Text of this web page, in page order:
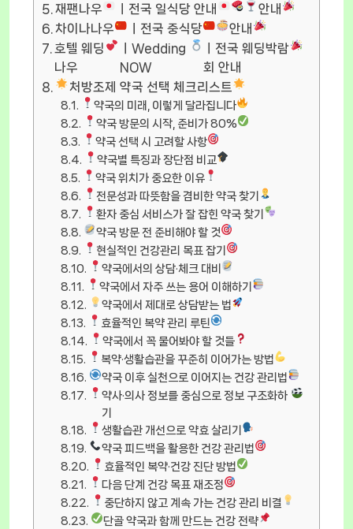
재팬나우 ㅣ전국 일식당 안내
안내
차이나나우
ㅣ전국 중식당
안내
호텔 웨딩
나우
ㅣWedding
NOW
ㅣ전국 웨딩박람
회 안내
처방조제 약국 선택 체크리스트
약국의 미래, 이렇게 달라집니다
약국 방문의 시작, 준비가 80%
약국 선택 시 고려할 사항
약국별 특징과 장단점 비교
약국 위치가 중요한 이유
전문성과 따뜻함을 겸비한 약국 찾기
환자 중심 서비스가 잘 잡힌 약국 찾기
약국 방문 전 준비해야 할 것
현실적인 건강관리 목표 잡기
약국에서의 상담·체크 대비
약국에서 자주 쓰는 용어 이해하기
약국에서 제대로 상담받는 법
효율적인 복약 관리 루틴
약국에서 꼭 물어봐야 할 것들
복약·생활습관을 꾸준히 이어가는 방법
약국 이후 실천으로 이어지는 건강 관리법
약사·의사 정보를 중심으로 정보 구조화하
기
생활습관 개선으로 약효 살리기
약국 피드백을 활용한 건강 관리법
효율적인 복약·건강 진단 방법
다음 단계 건강 목표 재조정
중단하지 않고 계속 가는 건강 관리 비결
단골 약국과 함께 만드는 건강 전략